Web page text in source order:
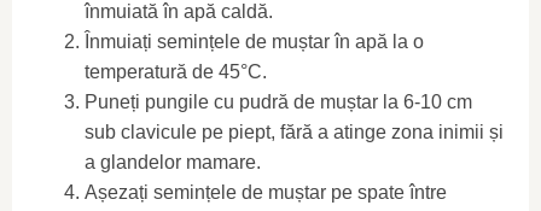
înmuiată în apă caldă.
Înmuiați semințele de muștar în apă la o
temperatură de 45°C.
Puneți pungile cu pudră de muștar la 6-10 cm
sub clavicule pe piept, fără a atinge zona inimii și
a glandelor mamare.
Așezați semințele de muștar pe spate între